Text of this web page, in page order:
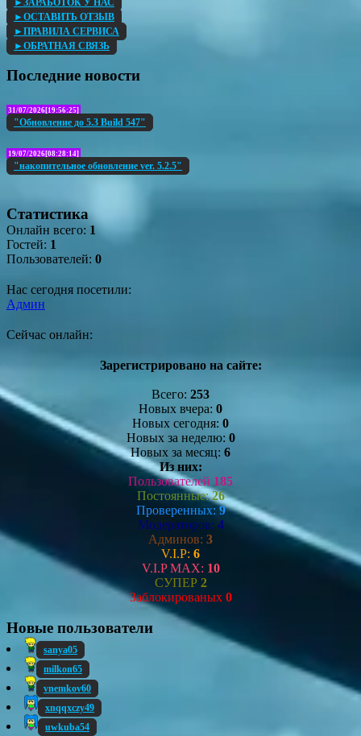
►ОСТАВИТЬ ОТЗЫВ
►ПРАВИЛА СЕРВИСА
►ОБРАТНАЯ СВЯЗЬ
Последние новости
31/07/2026[19:56:25]
"Обновление до 5.3 Build 547"
19/07/2026[08:28:14]
"накопительное обновление ver. 5.2.5"
Статистика
Онлайн всего: 1
Гостей: 1
Пользователей: 0
Нас сегодня посетили:
Админ
Сейчас онлайн:
Зарегистрировано на сайте:
Всего: 253
Новых вчера: 0
Новых сегодня: 0
Новых за неделю: 0
Новых за месяц: 6
Из них:
Пользователей 185
Постоянные:26
Проверенных:9
Модераторов: 4
Админов: 3
V.I.P: 6
V.I.P MAX: 10
СУПЕР 2
Заблокированых 0
Новые пользователи
sanya05
milkon65
vnemkov60
xnqqxczy49
uwkuba54